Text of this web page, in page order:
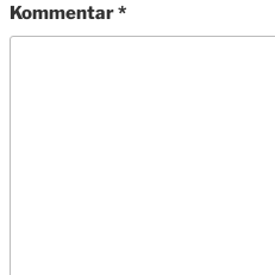
Kommentar*